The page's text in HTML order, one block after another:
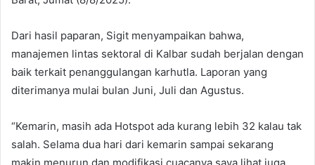
Dari hasil paparan, Sigit menyampaikan bahwa,
manajemen lintas sektoral di Kalbar sudah berjalan dengan
baik terkait penanggulangan karhutla. Laporan yang
diterimanya mulai bulan Juni, Juli dan Agustus.
“Kemarin, masih ada Hotspot ada kurang lebih 32 kalau tak
salah. Selama dua hari dari kemarin sampai sekarang